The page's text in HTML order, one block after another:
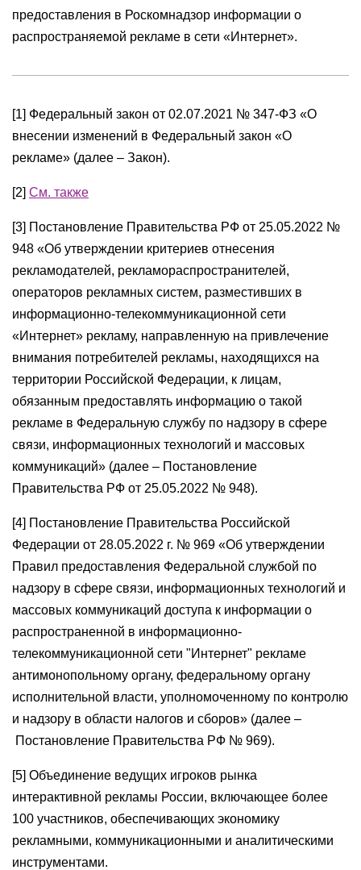
предоставления в Роскомнадзор информации о
распространяемой рекламе в сети «Интернет».
[1] Федеральный закон от 02.07.2021 № 347-ФЗ «О
внесении изменений в Федеральный закон «О
рекламе» (далее – Закон).
[2] См. также
[3] Постановление Правительства РФ от 25.05.2022 №
948 «Об утверждении критериев отнесения
рекламодателей, рекламораспространителей,
операторов рекламных систем, разместивших в
информационно-телекоммуникационной сети
«Интернет» рекламу, направленную на привлечение
внимания потребителей рекламы, находящихся на
территории Российской Федерации, к лицам,
обязанным предоставлять информацию о такой
рекламе в Федеральную службу по надзору в сфере
связи, информационных технологий и массовых
коммуникаций» (далее – Постановление
Правительства РФ от 25.05.2022 № 948).
[4] Постановление Правительства Российской
Федерации от 28.05.2022 г. № 969 «Об утверждении
Правил предоставления Федеральной службой по
надзору в сфере связи, информационных технологий и
массовых коммуникаций доступа к информации о
распространенной в информационно-
телекоммуникационной сети "Интернет" рекламе
антимонопольному органу, федеральному органу
исполнительной власти, уполномоченному по контролю
и надзору в области налогов и сборов» (далее –
Постановление Правительства РФ № 969).
[5] Объединение ведущих игроков рынка
интерактивной рекламы России, включающее более
100 участников, обеспечивающих экономику
рекламными, коммуникационными и аналитическими
инструментами.